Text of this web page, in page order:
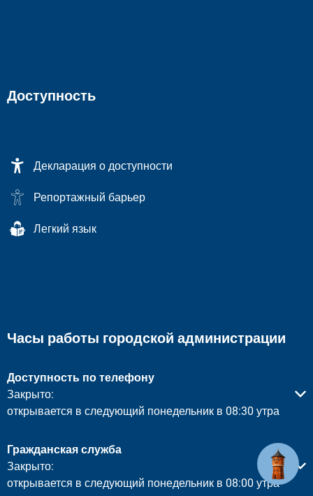
Доступность
Декларация о доступности
Репортажный барьер
Легкий язык
Часы работы городской администрации
Доступность по телефону
Нажмите, чтобы скрыть другое время открытия или
Закрыто:
открывается в следующий понедельник в 08:30 утра
Гражданская служба
Нажмите, чтобы скрыть другое время открытия или
Закрыто:
открывается в следующий понедельник в 08:00 утра